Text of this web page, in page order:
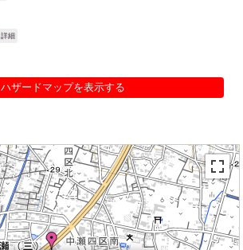
詳細
ハザードマップを表示する